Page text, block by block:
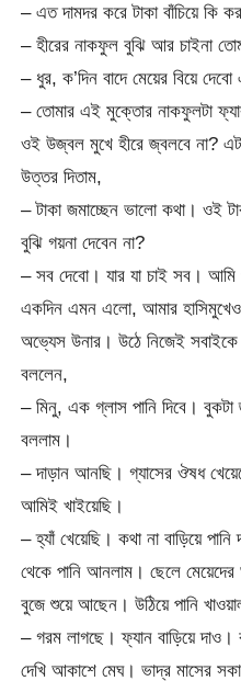
– এত দামদর করে টাকা বাঁচিয়ে কি
– হীরের নাকফুল বুঝি আর চাইনা
– ধুর, ক’দিন বাদে মেয়ের বিয়ে
– তোমার এই মুক্তোর নাকফুলটা
ওই উজ্বল মুখে হীরে জ্বলবে না?
উত্তর দিতাম,
– টাকা জমাচ্ছেন ভালো কথা। ওই
বুঝি গয়না দেবেন না?
– সব দেবো। যার যা চাই সব। আমি
একদিন এমন এলো, আমার
অভ্যেস উনার। উঠে নিজেই
বললেন,
– মিনু, এক গ্লাস পানি দিবে। বুকটা
বললাম।
– দাড়ান আনছি। গ্যাসের ঔষধ
আমিই খাইয়েছি।
– হ্যাঁ খেয়েছি। কথা না বাড়িয়ে
থেকে পানি আনলাম। ছেলে
বুজে শুয়ে আছেন। উঠিয়ে পানি
– গরম লাগছে। ফ্যান বাড়িয়ে দাও।
দেখি আকাশে মেঘ। ভাদ্র মাসের